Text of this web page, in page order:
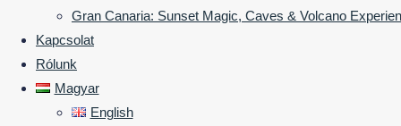
Gran Canaria: Sunset Magic, Caves & Volcano
Kapcsolat
Rólunk
Magyar
English
MI ❤️ MEGOSZTANI VELED VALÓDI